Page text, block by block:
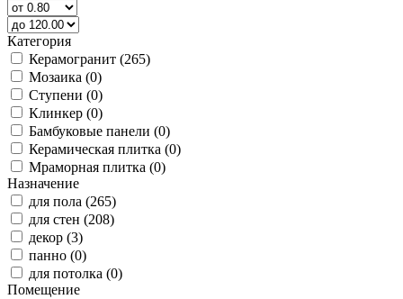
Категория
Керамогранит (265)
Мозаика (0)
Ступени (0)
Клинкер (0)
Бамбуковые панели (0)
Керамическая плитка (0)
Мраморная плитка (0)
Назначение
для пола (265)
для стен (208)
декор (3)
панно (0)
для потолка (0)
Помещение